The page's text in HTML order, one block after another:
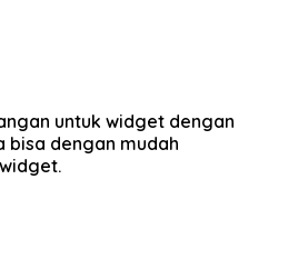
untuk widget dengan
dengan mudah